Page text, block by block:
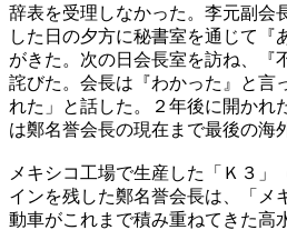
辞表を受理しなかった。李元副会
した日の夕方に秘書室を通じて『
がきた。次の日会長室を訪ね、『
詫びた。会長は『わかった』と言
れた」と話した。２年後に開かれ
は鄭名誉会長の現在まで最後の海
メキシコ工場で生産した「Ｋ３」
インを残した鄭名誉会長は、「メ
動車がこれまで積み重ねてきた高